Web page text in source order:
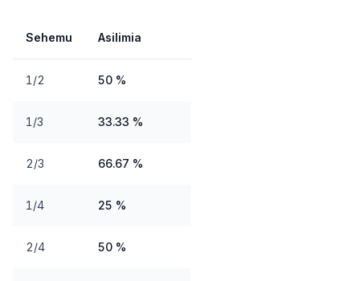
Sehemu Asilimia
1/2 50 %
1/3 33.33 %
2/3 66.67 %
1/4 25 %
2/4 50 %